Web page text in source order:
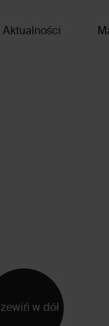
Aktualności
w dół